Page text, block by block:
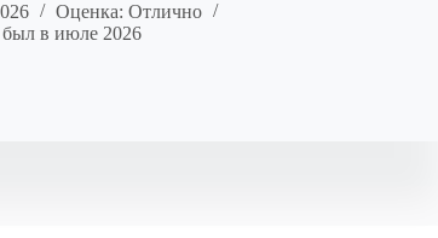
Оценка: Отлично
в июле 2026